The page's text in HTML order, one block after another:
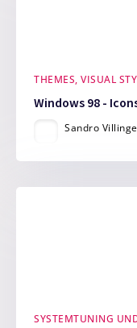
THEMES, VISUAL
Windows 98 -
Sandro
SYSTEMTUNING